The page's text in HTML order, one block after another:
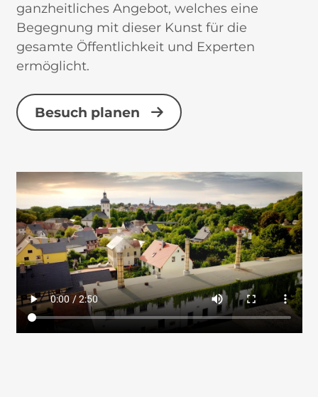
ganzheitliches Angebot, welches eine
Begegnung mit dieser Kunst für die
gesamte Öffentlichkeit und Experten
ermöglicht.
Besuch planen